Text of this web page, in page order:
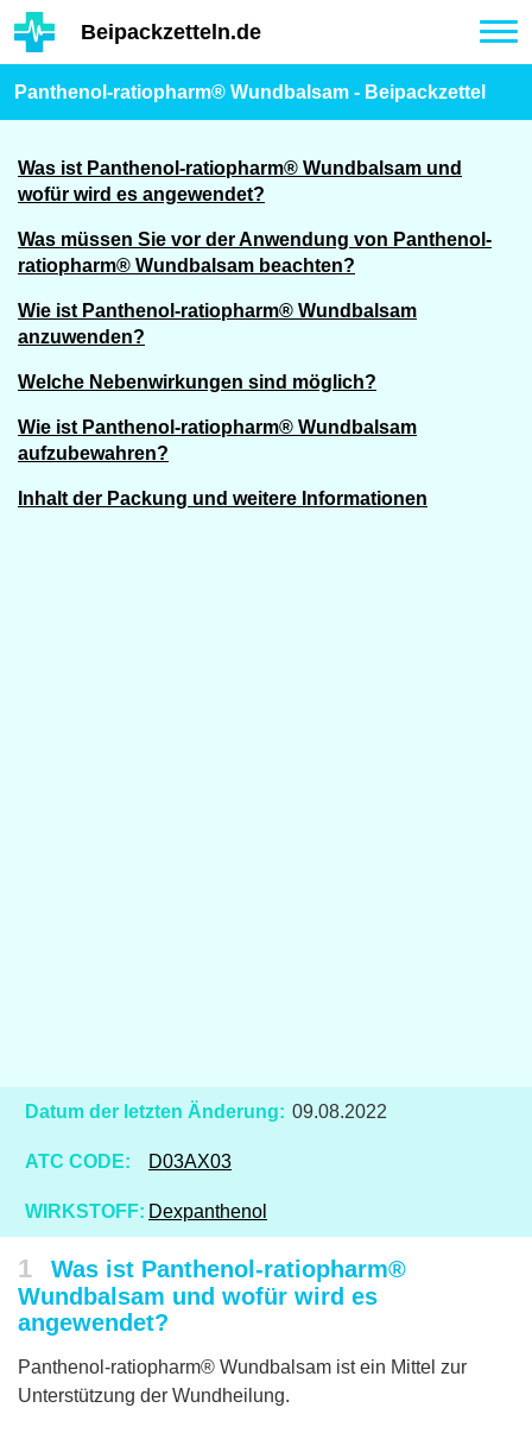
Hauptinhalt
Beipackzetteln.de
Panthenol-ratiopharm® Wundbalsam - Beipackzettel
Was ist Panthenol-ratiopharm® Wundbalsam und
wofür wird es angewendet?
Was müssen Sie vor der Anwendung von Panthenol-
ratiopharm® Wundbalsam beachten?
Wie ist Panthenol-ratiopharm® Wundbalsam
anzuwenden?
Welche Nebenwirkungen sind möglich?
Wie ist Panthenol-ratiopharm® Wundbalsam
aufzubewahren?
Inhalt der Packung und weitere Informationen
Datum der letzten Änderung: 09.08.2022
ATC CODE: D03AX03
WIRKSTOFF: Dexpanthenol
1
Was ist Panthenol-ratiopharm®
Wundbalsam und wofür wird es
angewendet?
Panthenol-ratiopharm® Wundbalsam ist ein Mittel zur
Unterstützung der Wundheilung.